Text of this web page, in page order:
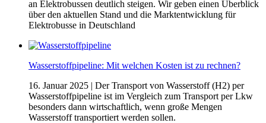
an Elektrobussen deutlich steigen. Wir geben einen Überblick
über den aktuellen Stand und die Marktentwicklung für
Elektrobusse in Deutschland
Wasserstoffpipeline: Mit welchen Kosten ist zu rechnen?
16. Januar 2025 | Der Transport von Wasserstoff (H2) per
Wasserstoffpipeline ist im Vergleich zum Transport per Lkw
besonders dann wirtschaftlich, wenn große Mengen
Wasserstoff transportiert werden sollen.